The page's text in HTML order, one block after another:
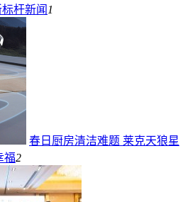
杆新闻 1
春日厨房清洁难题 莱克天狼星
福2